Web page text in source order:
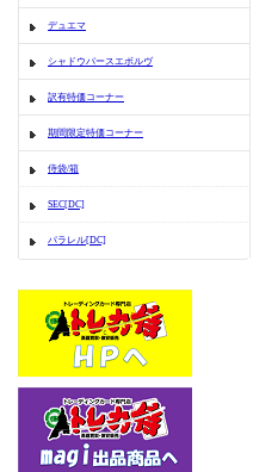
デュエマ
シャドウバースエボルヴ
訳有特価コーナー
期間限定特価コーナー
侍袋/箱
SEC[DC]
パラレル[DC]